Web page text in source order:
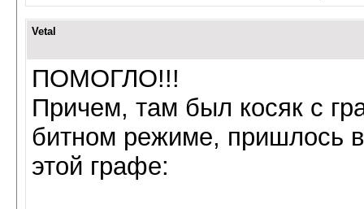
Vetal
ПОМОГЛО!!!
Причем, там был косяк с
битном режиме, пришлось
этой графе: